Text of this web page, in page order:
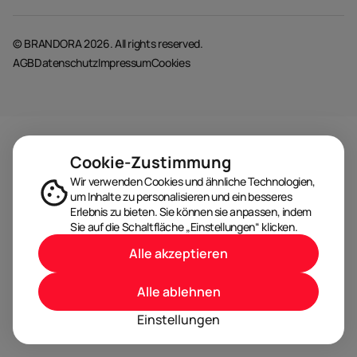
© BRANDORA 2026. All rights reserved.
AGBDatenschutzImpressumCookies
Cookie-Zustimmung
Wir verwenden Cookies und ähnliche Technologien,
um Inhalte zu personalisieren und ein besseres
Erlebnis zu bieten. Sie können sie anpassen, indem
Sie auf die Schaltfläche „Einstellungen“ klicken.
Einstellungen
Alle ablehnen
Alle akzeptieren